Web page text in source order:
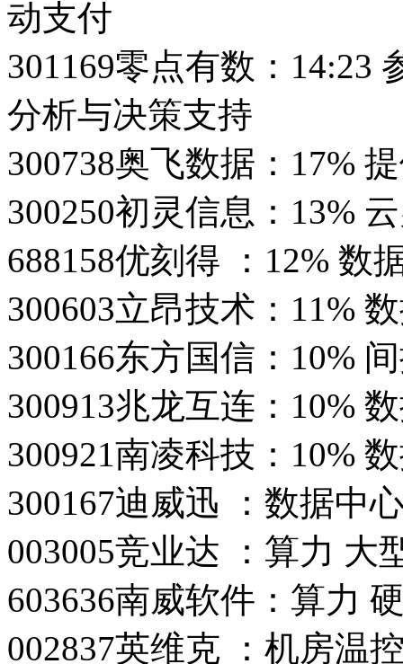
动支付
301169零点有数：14:23
分析与决策支持
300738奥飞数据：17%
300250初灵信息：13%
688158优刻得 ：12% 数
300603立昂技术：11%
300166东方国信：10%
300913兆龙互连：10%
300921南凌科技：10%
300167迪威迅 ：数据中
003005竞业达 ：算力 大
603636南威软件：算力
002837英维克 ：机房温